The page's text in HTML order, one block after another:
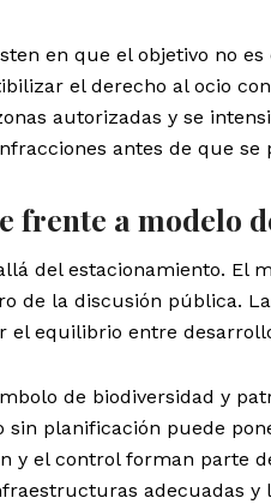
en que el objetivo no
el derecho al ocio
autorizadas y se
antes de que se
frente a modelo
del estacionamiento. El
de la discusión pública.
el equilibrio entre
de biodiversidad y
planificación puede
y el control forman parte
adecuadas y